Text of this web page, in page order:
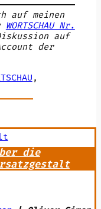
auf meinen
WORTSCHAU Nr.
auf
der
die